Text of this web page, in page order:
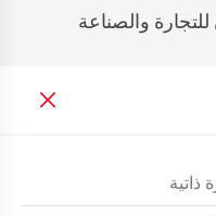
والصناعة
ذاتية